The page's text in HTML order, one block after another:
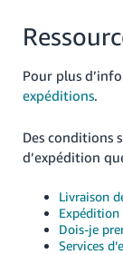
Pour plus
expéditions.
Des conditions
d’expédition
Livraison
Dois-je
Services